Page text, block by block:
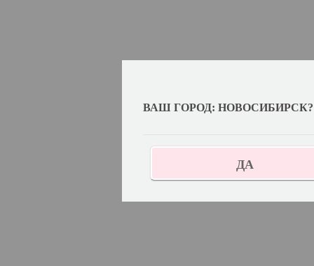
ВАШ ГОРОД: НОВОСИБИРСК?
ДА